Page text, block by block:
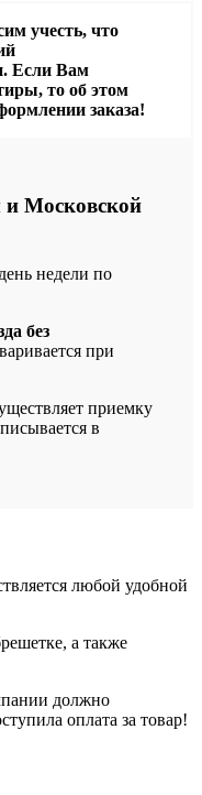
учесть, что
Если Вам
то об этом
заказа!
и Московской
недели по
без
при
приемку
в
любой удобной
а также
должно
оплата за товар!